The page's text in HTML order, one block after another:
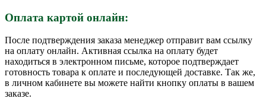
Оплата картой онлайн:
После подтверждения заказа менеджер отправит вам ссылку
на оплату онлайн. Активная ссылка на оплату будет
находиться в электронном письме, которое подтверждает
готовность товара к оплате и последующей доставке. Так же,
в личном кабинете вы можете найти кнопку оплаты в вашем
заказе.